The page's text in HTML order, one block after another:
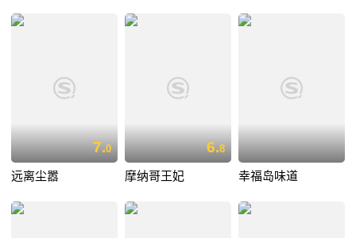
7.0
远离尘嚣
6.8
摩纳哥王妃 幸福岛味道